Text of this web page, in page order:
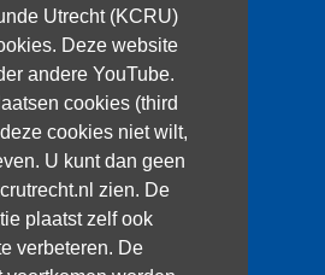
Utrecht (KCRU)
Deze website
andere YouTube.
cookies (third
cookies niet wilt,
U kunt dan geen
zien. De
plaatst zelf ook
verbeteren. De